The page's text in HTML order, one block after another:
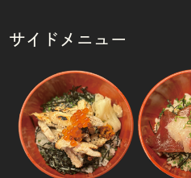
サイドメニュー